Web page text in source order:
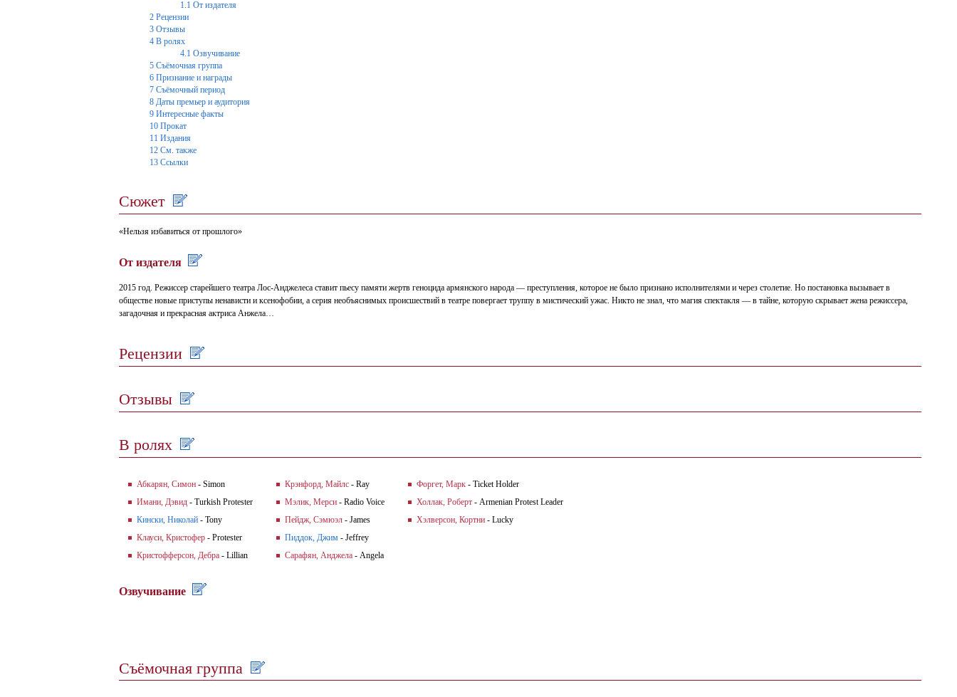
1.1 От издателя
2 Рецензии
3 Отзывы
4 В ролях
4.1 Озвучивание
5 Съёмочная группа
6 Признание и награды
7 Съёмочный период
8 Даты премьер и аудитория
9 Интересные факты
10 Прокат
11 Издания
12 См. также
13 Ссылки
Сюжет
«Нельзя избавиться от прошлого»
От издателя
2015 год. Режиссер старейшего театра Лос-Анджелеса ставит пьесу памяти жертв геноцида армянского народа — преступления, которое не было признано исполнителями и через столетие. Но постановка вызывает в
обществе новые приступы ненависти и ксенофобии, а серия необъяснимых происшествий в театре повергает труппу в мистический ужас. Никто не знал, что магия спектакля — в тайне, которую скрывает жена режиссера,
загадочная и прекрасная актриса Анжела…
Рецензии
Отзывы
В ролях
Абкарян, Симон - Simon
Имани, Дэвид - Turkish Protester
Кински, Николай - Tony
Клауси, Кристофер - Protester
Кристофферсон, Дебра - Lillian
Крэнфорд, Майлс - Ray
Мэлик, Мерси - Radio Voice
Пейдж, Сэмюэл - James
Пиддок, Джим - Jeffrey
Сарафян, Анджела - Angela
Форгет, Марк - Ticket Holder
Холлак, Роберт - Armenian Protest Leader
Хэлверсон, Кортни - Lucky
Озвучивание
Съёмочная группа